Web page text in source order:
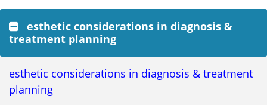
esthetic considerations in diagnosis &
treatment planning
esthetic considerations in diagnosis & treatment
planning